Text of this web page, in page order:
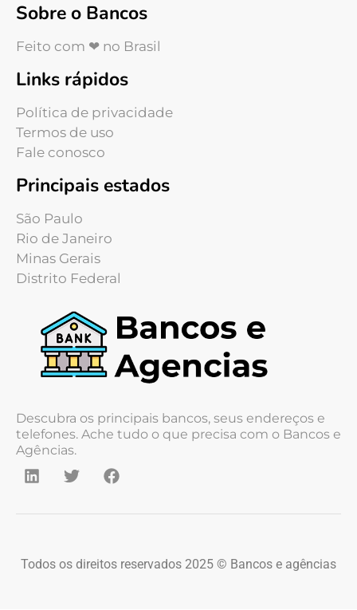
Sobre o Bancos
Feito com ❤ no Brasil
Links rápidos
Política de privacidade
Termos de uso
Fale conosco
Principais estados
São Paulo
Rio de Janeiro
Minas Gerais
Distrito Federal
Descubra os principais bancos, seus endereços e
telefones. Ache tudo o que precisa com o Bancos e
Agências.
Todos os direitos reservados 2025 © Bancos e agências